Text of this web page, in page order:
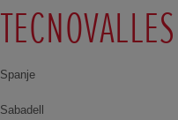
TECNOVALLES
Spanje
Sabadell